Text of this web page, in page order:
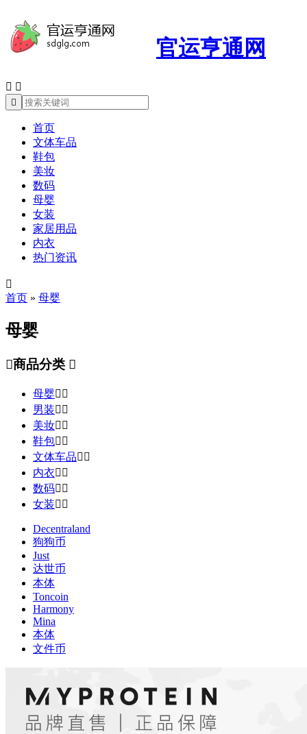
官运亨通网
 

首页
文体车品
鞋包
美妆
数码
母婴
女装
家居用品
内衣
热门资讯

首页 » 母婴
母婴
商品分类 
母婴 
男装 
美妆 
鞋包 
文体车品 
内衣 
数码 
女装 
Decentraland
狗狗币
Just
达世币
本体
Toncoin
Harmony
Mina
本体
文件币